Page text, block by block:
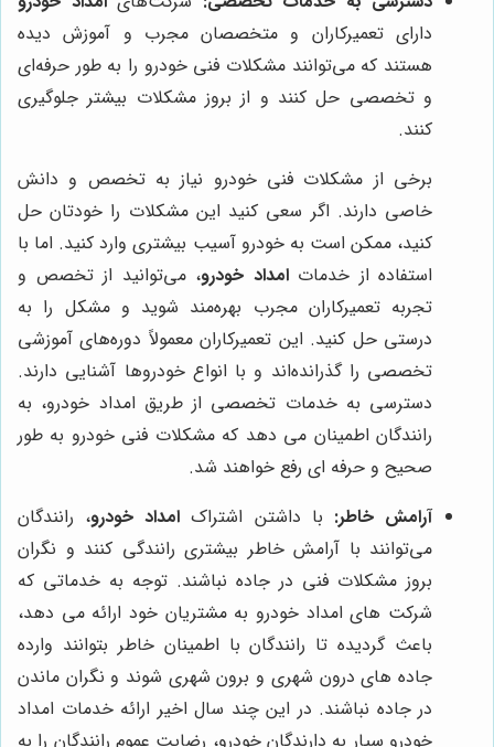
دارای تعمیرکاران و متخصصان مجرب و آموزش دیده
هستند که می‌توانند مشکلات فنی خودرو را به طور حرفه‌ای
و تخصصی حل کنند و از بروز مشکلات بیشتر جلوگیری
کنند.
برخی از مشکلات فنی خودرو نیاز به تخصص و دانش
خاصی دارند. اگر سعی کنید این مشکلات را خودتان حل
کنید، ممکن است به خودرو آسیب بیشتری وارد کنید. اما با
استفاده از خدماتامداد خودرو، می‌توانید از تخصص و
تجربه تعمیرکاران مجرب بهره‌مند شوید و مشکل را به
درستی حل کنید. این تعمیرکاران معمولاً دوره‌های آموزشی
تخصصی را گذرانده‌اند و با انواع خودروها آشنایی دارند.
دسترسی به خدمات تخصصی از طریق امداد خودرو، به
رانندگان اطمینان می دهد که مشکلات فنی خودرو به طور
صحیح و حرفه ای رفع خواهند شد.
آرامش خاطر: با داشتن اشتراک امداد خودرو، رانندگان
می‌توانند با آرامش خاطر بیشتری رانندگی کنند و نگران
بروز مشکلات فنی در جاده نباشند. توجه به خدماتی که
شرکت های امداد خودرو به مشتریان خود ارائه می دهد،
باعث گردیده تا رانندگان با اطمینان خاطر بتوانند وارده
جاده های درون شهری و برون شهری شوند و نگران ماندن
در جاده نباشند. در این چند سال اخیر ارائه خدمات امداد
خودرو سیار به دارندگان خودرو، رضایت عموم رانندگان را به